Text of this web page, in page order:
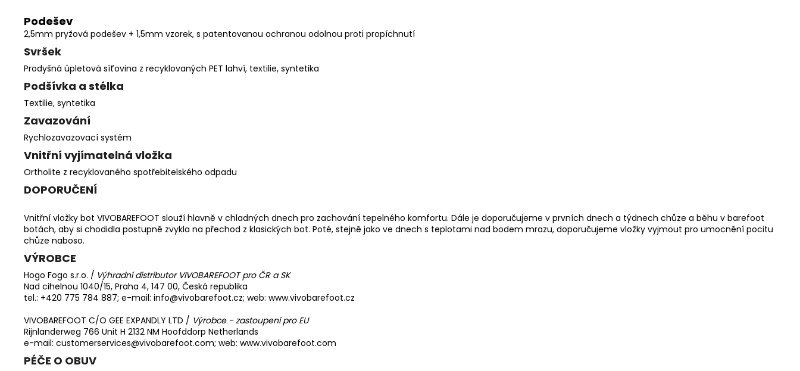
Podešev
2,5mm pryžová podešev + 1,5mm vzorek, s patentovanou ochranou odolnou proti propíchnutí
Svršek
Prodyšná úpletová síťovina z recyklovaných PET lahví, textilie, syntetika
Podšívka a stélka
Textilie, syntetika
Zavazování
Rychlozavazovací systém
Vnitřní vyjímatelná vložka
Ortholite z recyklovaného spotřebitelského odpadu
DOPORUČENÍ
Vnitřní vložky bot VIVOBAREFOOT slouží hlavně v chladných dnech pro zachování tepelného komfortu. Dále je doporučujeme v prvních dnech a týdnech chůze a běhu v barefoot
botách, aby si chodidla postupně zvykla na přechod z klasických bot. Poté, stejně jako ve dnech s teplotami nad bodem mrazu, doporučujeme vložky vyjmout pro umocnění pocitu
chůze naboso.
VÝROBCE
Hogo Fogo s.r.o. / Výhradní distributor VIVOBAREFOOT pro ČR a SK
Nad cihelnou 1040/15, Praha 4, 147 00, Česká republika
tel.: +420 775 784 887; e-mail: info@vivobarefoot.cz; web: www.vivobarefoot.cz
VIVOBAREFOOT C/O GEE EXPANDLY LTD / Výrobce - zastoupení pro EU
Rijnlanderweg 766 Unit H 2132 NM Hoofddorp Netherlands
e-mail: customerservices@vivobarefoot.com; web: www.vivobarefoot.com
PÉČE O OBUV